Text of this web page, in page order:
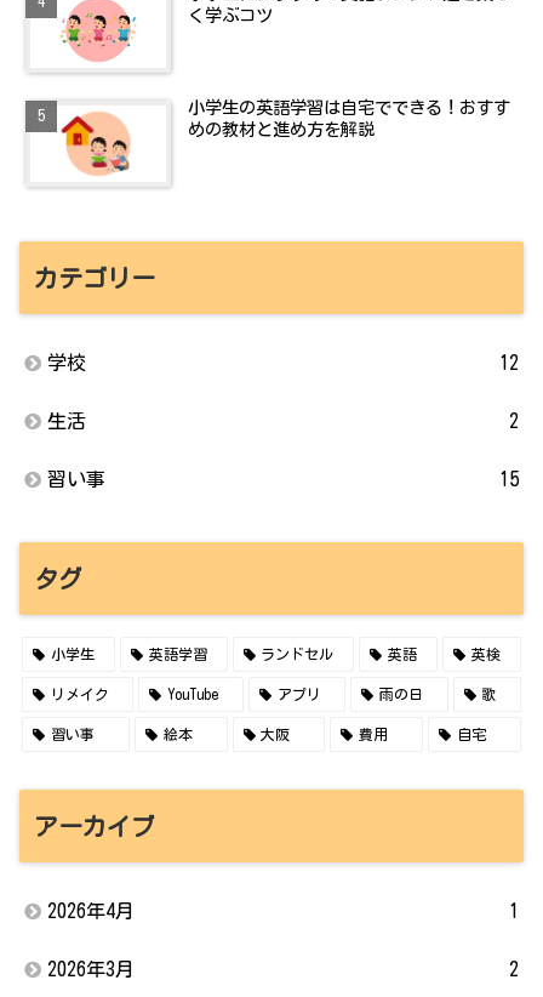
く学ぶコツ
小学生の英語学習は自宅でできる！おすす
めの教材と進め方を解説
カテゴリー
学校 12
生活 2
習い事 15
タグ
小学生 英語学習 ランドセル 英語 英検
リメイク YouTube アプリ 雨の日 歌
習い事 絵本 大阪 費用 自宅
アーカイブ
2026年4月 1
2026年3月 2